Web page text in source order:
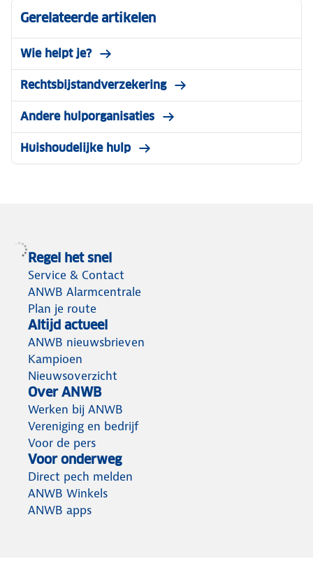
Gerelateerde artikelen
Wie helpt je?
Rechtsbijstandverzekering
Andere hulporganisaties
Huishoudelijke hulp
Regel het snel
Service & Contact
ANWB Alarmcentrale
Plan je route
Altijd actueel
ANWB nieuwsbrieven
Kampioen
Nieuwsoverzicht
Over ANWB
Werken bij ANWB
Vereniging en bedrijf
Voor de pers
Voor onderweg
Direct pech melden
ANWB Winkels
ANWB apps